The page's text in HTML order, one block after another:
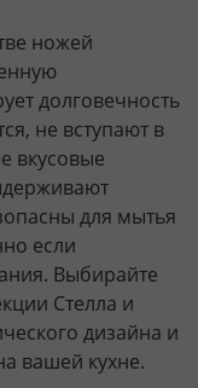
ножей
долговечность
не вступают в
вкусовые
для мытья
если
Выбирайте
Стелла и
дизайна и
вашей кухне.